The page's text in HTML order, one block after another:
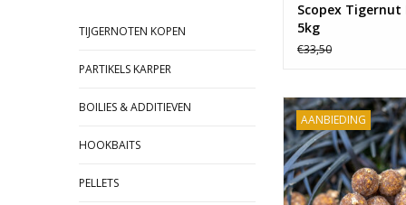
TIJGERNOTEN KOPEN
PARTIKELS KARPER
BOILIES & ADDITIEVEN
HOOKBAITS
PELLETS
Scopex Tigernut
5kg
€33,50
AANBIEDING
De Krill boilies van
Kwalitatief
voor een
Verkrijgbaar in
diameters!